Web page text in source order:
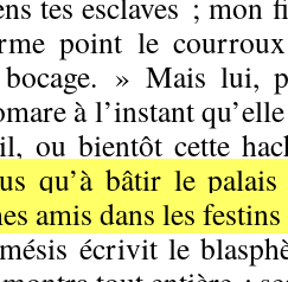
point le
» Mais lui,
à l’instant
ou bientôt cette
qu’à bâtir le
amis dans les
écrivit le